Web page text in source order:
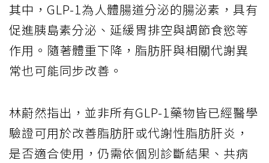
其中，GLP-1為人體腸道分泌的腸泌素，具有
促進胰島素分泌、延緩胃排空與調節食慾等
作用。隨著體重下降，脂肪肝與相關代謝異
常也可能同步改善。
林蔚然指出，並非所有GLP-1藥物皆已經醫學
驗證可用於改善脂肪肝或代謝性脂肪肝炎，
是否適合使用，仍需依個別診斷結果、共病